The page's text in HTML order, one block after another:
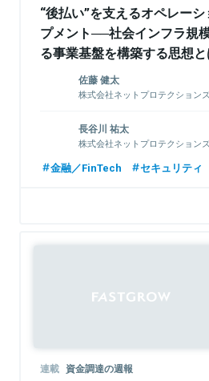
“後払い”を支えるオペレー
プメント──社会インフラ規
る事業基盤を構築する思想
佐藤 健太
株式会社ネットプロテクション
2015年ネットプロテクションズ入社
ループにて社内ツールの要件定義・
ち、2017年にリリースされたスマホ
ネ）」のリリースに尽力。その後は
長谷川 祐太
株式会社ネットプロテクション
早稲田大学大学院修士課程修了後、新
金融／FinTech セキュリティ
連載 資金調達の週報